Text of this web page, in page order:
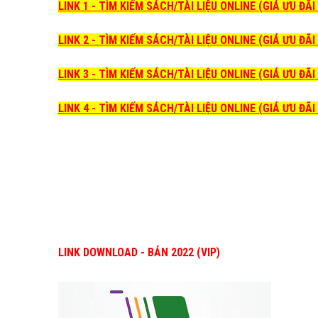
LINK 1 - TÌM KIẾM SÁCH/TÀI LIỆU ONLINE (GIÁ ƯU
LINK 2 - TÌM KIẾM SÁCH/TÀI LIỆU ONLINE (GIÁ ƯU
LINK 3 - TÌM KIẾM SÁCH/TÀI LIỆU ONLINE (GIÁ ƯU
LINK 4 - TÌM KIẾM SÁCH/TÀI LIỆU ONLINE (GIÁ ƯU
LINK DOWNLOAD - BẢN 2022 (VIP)